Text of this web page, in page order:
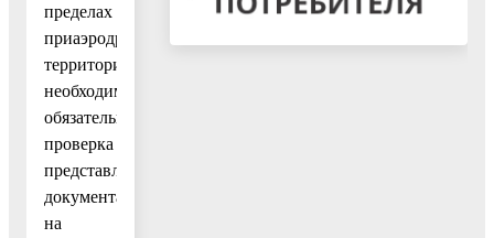
пределах
приаэродромной
территории
необходима
обязательная
проверка
представленной
документации
на